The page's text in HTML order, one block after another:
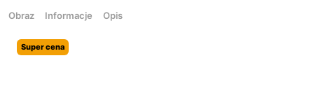
Obraz Informacje Opis
Super cena